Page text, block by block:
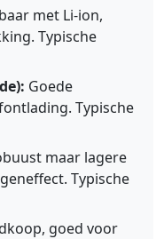
met Li-ion,
Typische
Goede
Typische
maar lagere
Typische
goed voor